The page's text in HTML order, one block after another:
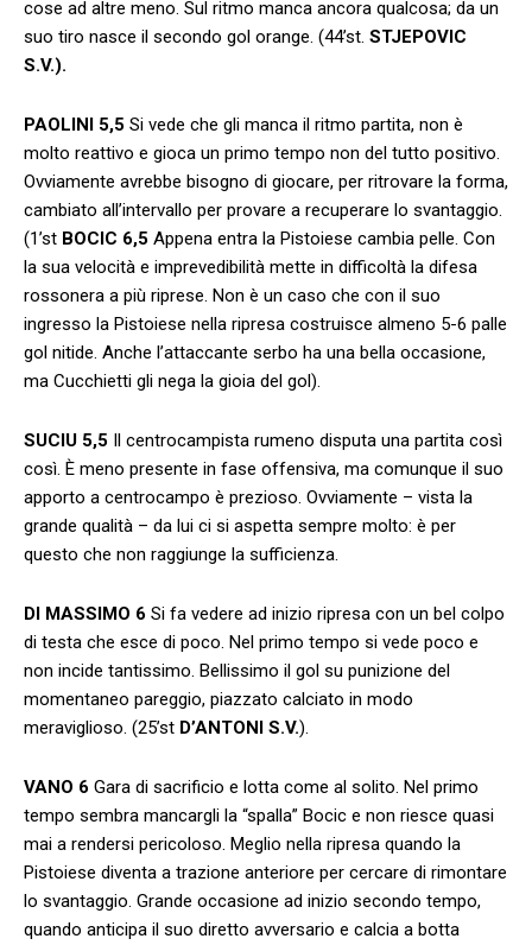
cose ad altre meno. Sul ritmo manca ancora qualcosa; da un
suo tiro nasce il secondo gol orange. (44’st. STJEPOVIC
S.V.).
PAOLINI 5,5 Si vede che gli manca il ritmo partita, non è
molto reattivo e gioca un primo tempo non del tutto positivo.
Ovviamente avrebbe bisogno di giocare, per ritrovare la forma,
cambiato all’intervallo per provare a recuperare lo svantaggio.
(1’st BOCIC 6,5 Appena entra la Pistoiese cambia pelle. Con
la sua velocità e imprevedibilità mette in difficoltà la difesa
rossonera a più riprese. Non è un caso che con il suo
ingresso la Pistoiese nella ripresa costruisce almeno 5-6 palle
gol nitide. Anche l’attaccante serbo ha una bella occasione,
ma Cucchietti gli nega la gioia del gol).
SUCIU 5,5 Il centrocampista rumeno disputa una partita così
così. È meno presente in fase offensiva, ma comunque il suo
apporto a centrocampo è prezioso. Ovviamente – vista la
grande qualità – da lui ci si aspetta sempre molto: è per
questo che non raggiunge la sufficienza.
DI MASSIMO 6 Si fa vedere ad inizio ripresa con un bel colpo
di testa che esce di poco. Nel primo tempo si vede poco e
non incide tantissimo. Bellissimo il gol su punizione del
momentaneo pareggio, piazzato calciato in modo
meraviglioso. (25’st D’ANTONI S.V.).
VANO 6 Gara di sacrificio e lotta come al solito. Nel primo
tempo sembra mancargli la “spalla” Bocic e non riesce quasi
mai a rendersi pericoloso. Meglio nella ripresa quando la
Pistoiese diventa a trazione anteriore per cercare di rimontare
lo svantaggio. Grande occasione ad inizio secondo tempo,
quando anticipa il suo diretto avversario e calcia a botta